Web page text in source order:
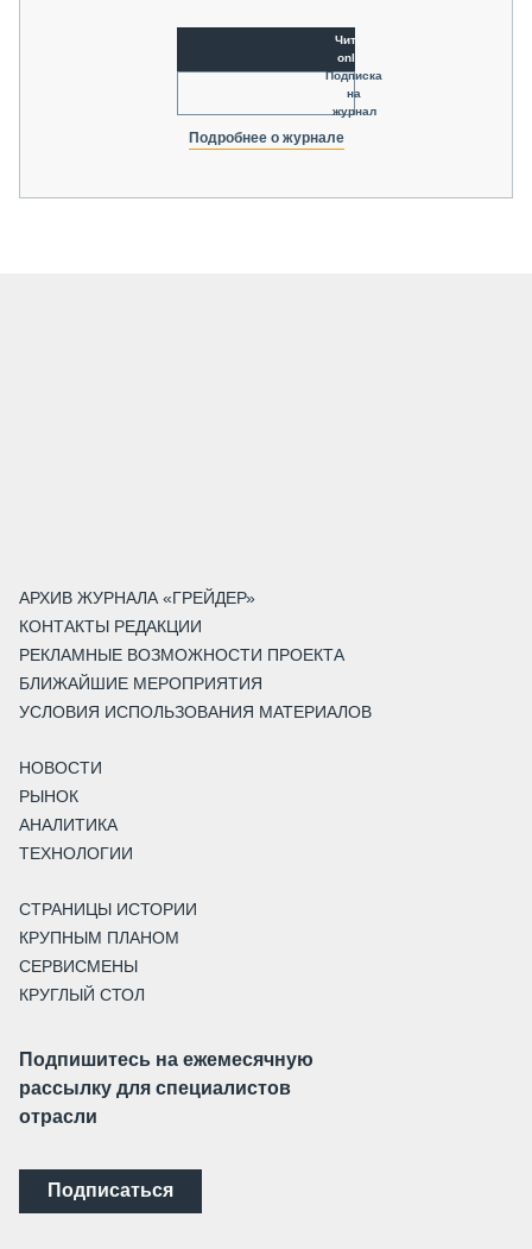
Читать
online
Подписка
на
журнал
Подробнее о журнале
АРХИВ ЖУРНАЛА «ГРЕЙДЕР»
КОНТАКТЫ РЕДАКЦИИ
РЕКЛАМНЫЕ ВОЗМОЖНОСТИ ПРОЕКТА
БЛИЖАЙШИЕ МЕРОПРИЯТИЯ
УСЛОВИЯ ИСПОЛЬЗОВАНИЯ МАТЕРИАЛОВ
НОВОСТИ
РЫНОК
АНАЛИТИКА
ТЕХНОЛОГИИ
СТРАНИЦЫ ИСТОРИИ
КРУПНЫМ ПЛАНОМ
СЕРВИСМЕНЫ
КРУГЛЫЙ СТОЛ
Подпишитесь на ежемесячную
рассылку для специалистов
отрасли
Подписаться